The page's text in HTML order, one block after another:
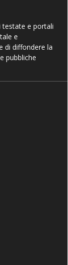
testate e portali
e
di diffondere la
pubbliche